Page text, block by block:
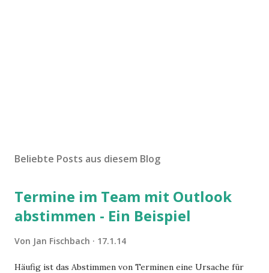
Beliebte Posts aus diesem Blog
Termine im Team mit Outlook
abstimmen - Ein Beispiel
Von Jan Fischbach 17.1.14
Häufig ist das Abstimmen von Terminen eine Ursache für